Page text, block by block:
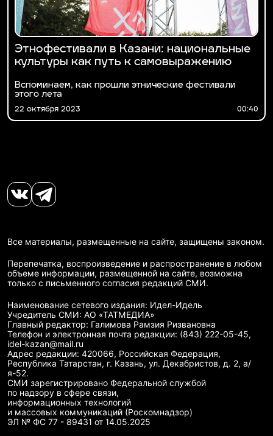
Этнофестивали в Казани: национальные
культуры как путь к самовыражению
Вспоминаем, как прошли этнические фестивали
этого лета
22 октября 2023 00:40
Все материалы, размещенные на сайте, защищены законом.
Перепечатка, воспроизведение и распространение в любом
объеме информации, размещенной на сайте, возможна
только с письменного согласия редакций СМИ.
Наименование сетевого издания: Идел-Идель
Учредитель СМИ: АО «ТАТМЕДИА»
Главный редактор: Галимова Рамзия Ризвановна
Телефон и электронная почта редакции: (843) 222-05-45,
idel-kazan@mail.ru
Адрес редакции: 420066, Российская Федерация,
Республика Татарстан, г. Казань, ул. Декабристов, д. 2, а/
я-52.
СМИ зарегистрировано Федеральной службой
по надзору в сфере связи,
информационных технологий
и массовых коммуникаций (Роскомнадзор)
ЭЛ № ФС 77 - 89431 от 14.05.2025